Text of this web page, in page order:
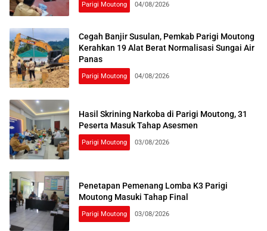
Parigi Moutong 04/08/2026
Cegah Banjir Susulan, Pemkab Parigi Moutong
Kerahkan 19 Alat Berat Normalisasi Sungai Air
Panas
Parigi Moutong 04/08/2026
Hasil Skrining Narkoba di Parigi Moutong, 31
Peserta Masuk Tahap Asesmen
Parigi Moutong 03/08/2026
Penetapan Pemenang Lomba K3 Parigi
Moutong Masuki Tahap Final
Parigi Moutong 03/08/2026